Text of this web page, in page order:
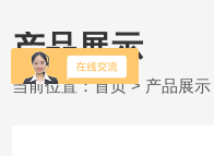
产品展示
当前位置：首页> 产品展示